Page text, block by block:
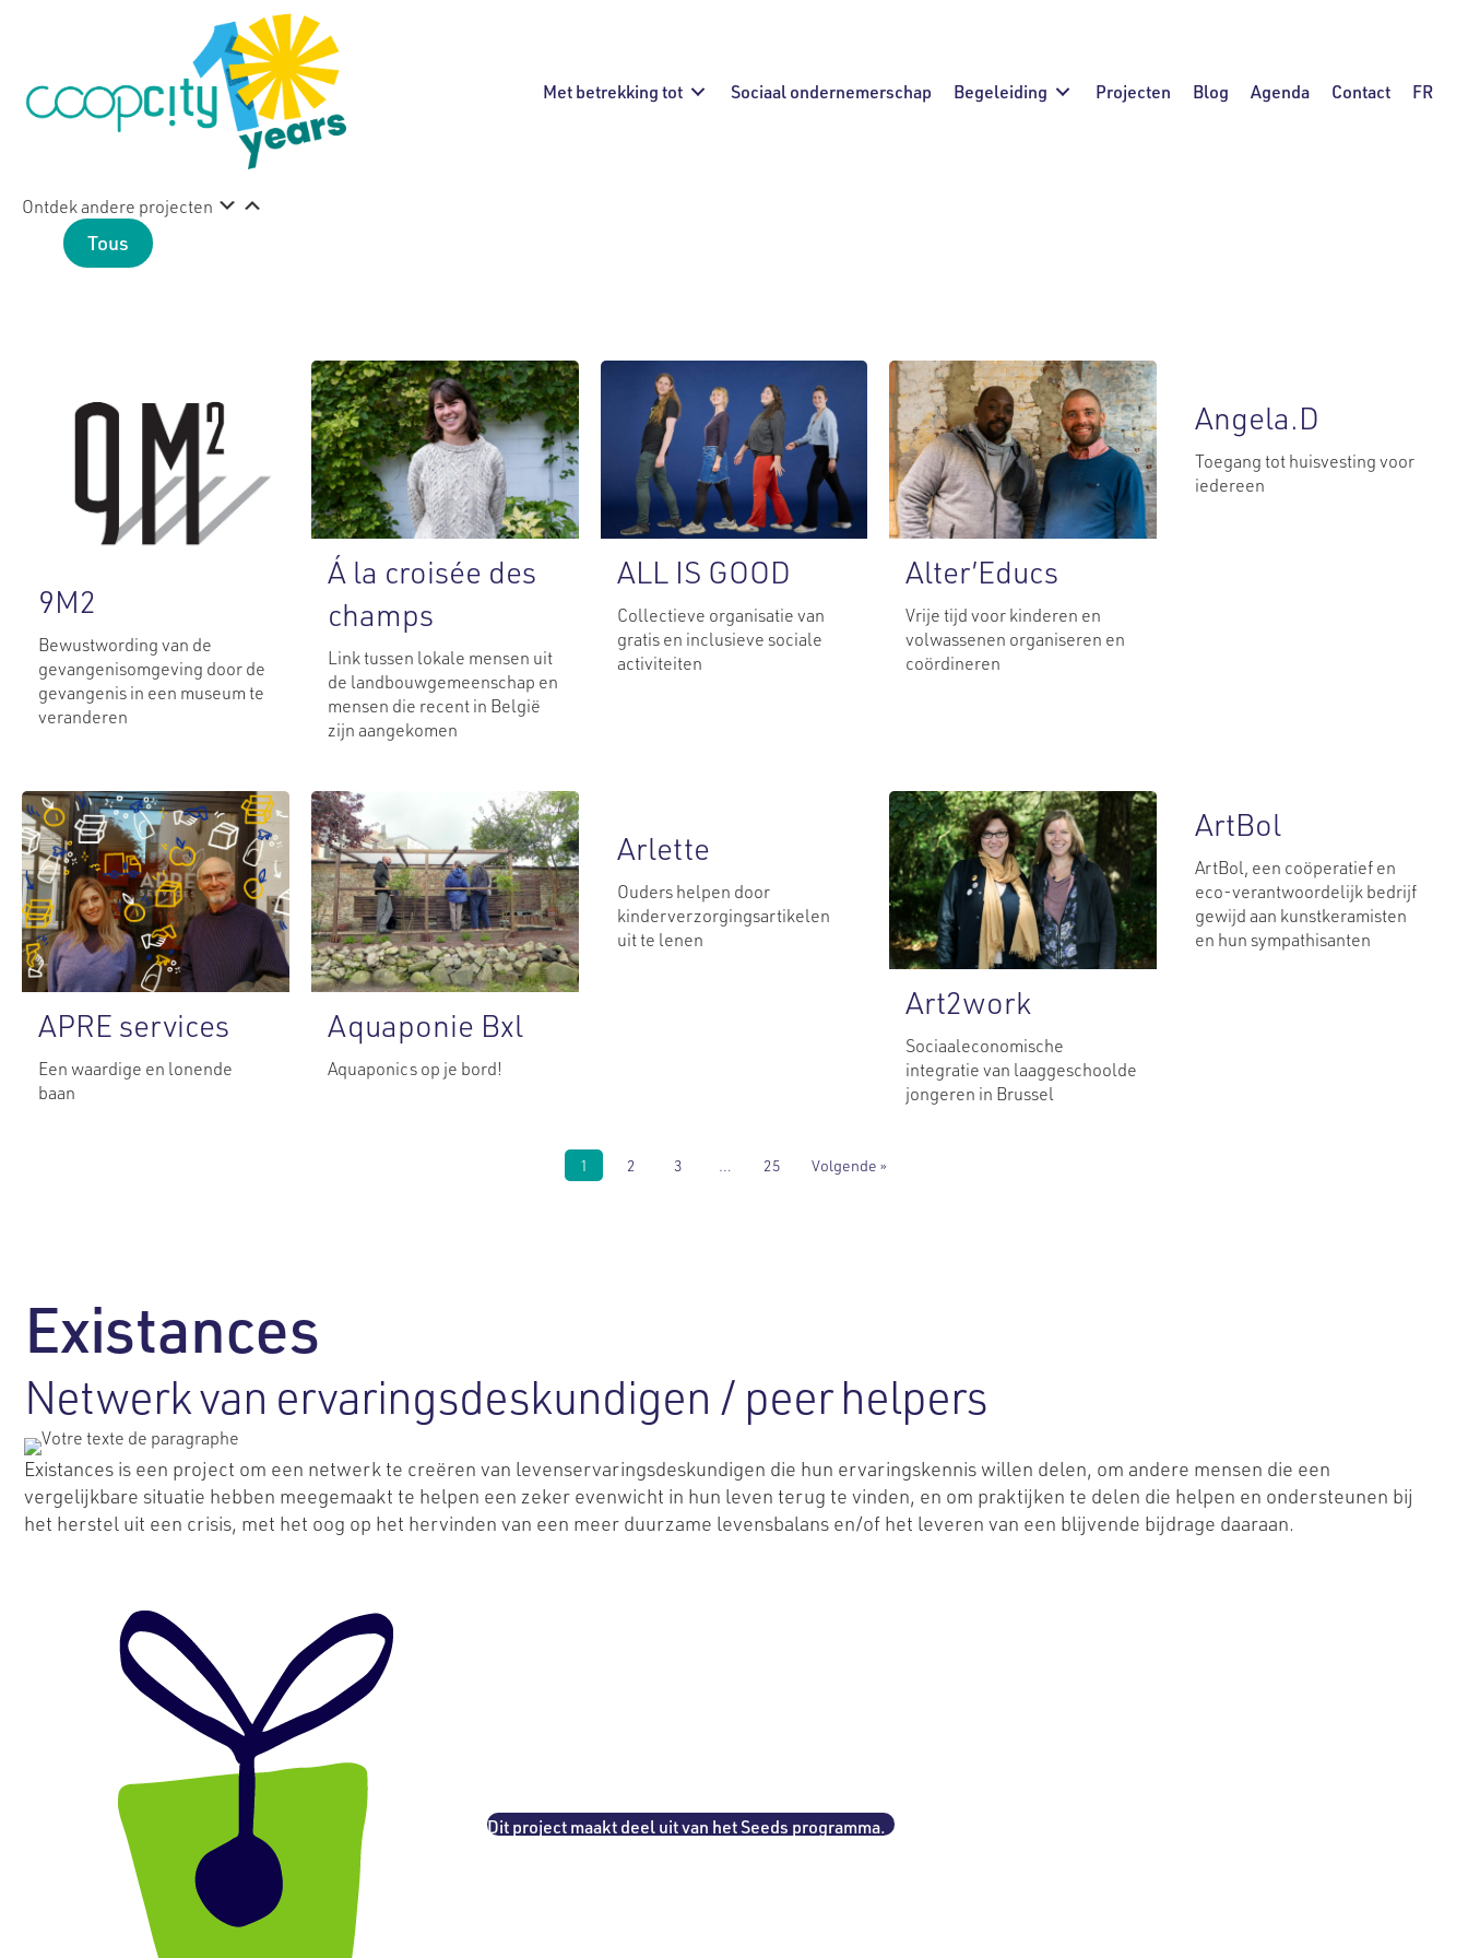
Met betrekking tot Sociaal ondernemerschap Begeleiding Projecten Blog Agenda Contact FR
Ontdek andere projecten
Tous
9M2
Bewustwording van de
gevangenisomgeving door de
gevangenis in een museum te
veranderen
Á la croisée des
champs
Link tussen lokale mensen uit
de landbouwgemeenschap en
mensen die recent in België
zijn aangekomen
ALL IS GOOD
Collectieve organisatie van
gratis en inclusieve sociale
activiteiten
Alter’Educs
Vrije tijd voor kinderen en
volwassenen organiseren en
coördineren
Angela.D
Toegang tot huisvesting voor
iedereen
APRE services
Een waardige en lonende
baan
Aquaponie Bxl
Aquaponics op je bord!
Arlette
Ouders helpen door
kinderverzorgingsartikelen
uit te lenen
Art2work
Sociaaleconomische
integratie van laaggeschoolde
jongeren in Brussel
ArtBol
ArtBol, een coöperatief en
eco-verantwoordelijk bedrijf
gewijd aan kunstkeramisten
en hun sympathisanten
1 2 3 … 25 Volgende »
Existances
Netwerk van ervaringsdeskundigen / peer helpers
Existances is een project om een netwerk te creëren van levenservaringsdeskundigen die hun ervaringskennis willen delen, om andere mensen die een
vergelijkbare situatie hebben meegemaakt te helpen een zeker evenwicht in hun leven terug te vinden, en om praktijken te delen die helpen en ondersteunen bij
het herstel uit een crisis, met het oog op het hervinden van een meer duurzame levensbalans en/of het leveren van een blijvende bijdrage daaraan.
Dit project maakt deel uit van het Seeds programma.